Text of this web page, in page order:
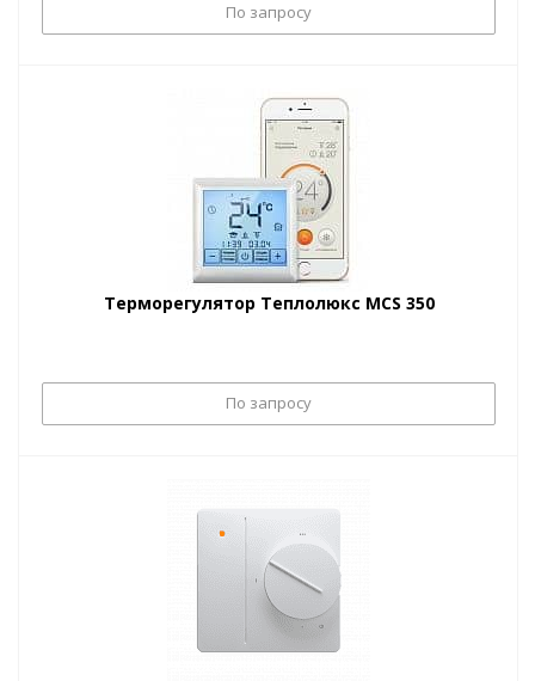
По запросу
Терморегулятор Теплолюкс MCS 350
По запросу